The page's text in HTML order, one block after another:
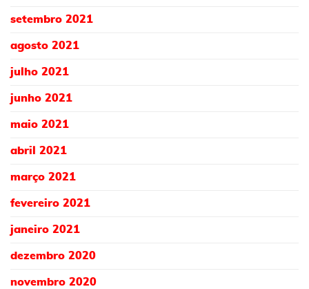
setembro 2021
agosto 2021
julho 2021
junho 2021
maio 2021
abril 2021
março 2021
fevereiro 2021
janeiro 2021
dezembro 2020
novembro 2020